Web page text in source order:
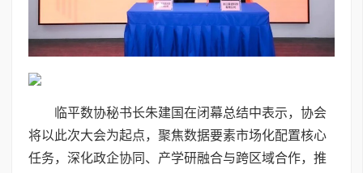
临平数协秘书长朱建国在闭幕总结中表示，协会
将以此次大会为起点，聚焦数据要素市场化配置核心
任务，深化政企协同、产学研融合与跨区域合作，推